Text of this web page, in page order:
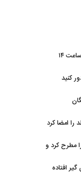
۱۴
امضا کرد
مطرح کرد و
افتاده